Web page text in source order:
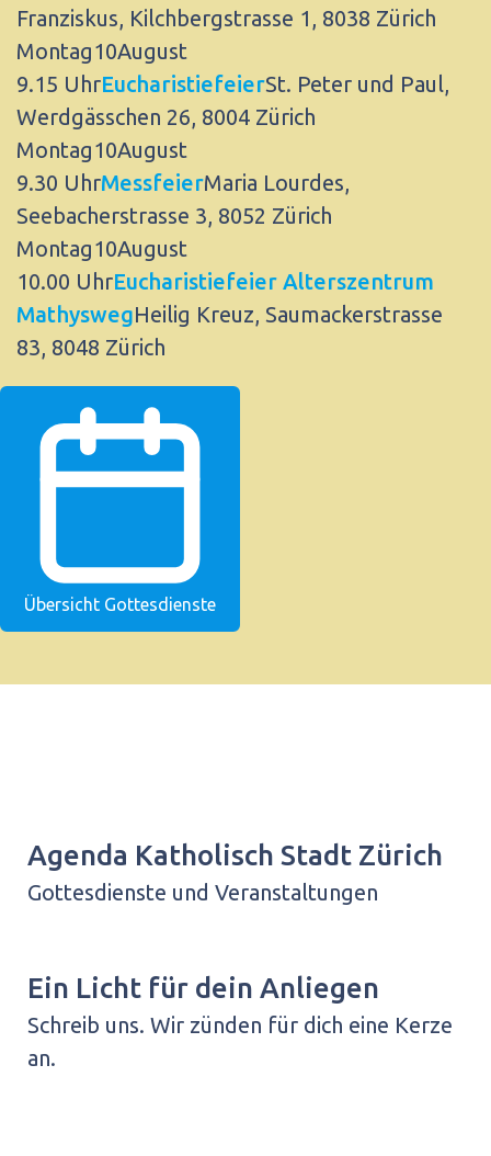
Franziskus, Kilchbergstrasse 1, 8038 Zürich
Montag10August
9.15 UhrEucharistiefeierSt. Peter und Paul,
Werdgässchen 26, 8004 Zürich
Montag10August
9.30 UhrMessfeierMaria Lourdes,
Seebacherstrasse 3, 8052 Zürich
Montag10August
10.00 UhrEucharistiefeier Alterszentrum
MathyswegHeilig Kreuz, Saumackerstrasse
83, 8048 Zürich
Übersicht Gottesdienste
Agenda Katholisch Stadt Zürich
Gottesdienste und Veranstaltungen
Ein Licht für dein Anliegen
Schreib uns. Wir zünden für dich eine Kerze
an.